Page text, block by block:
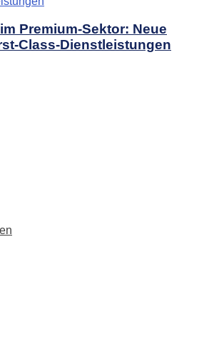
Premium-Sektor: Neue
Class-Dienstleistungen